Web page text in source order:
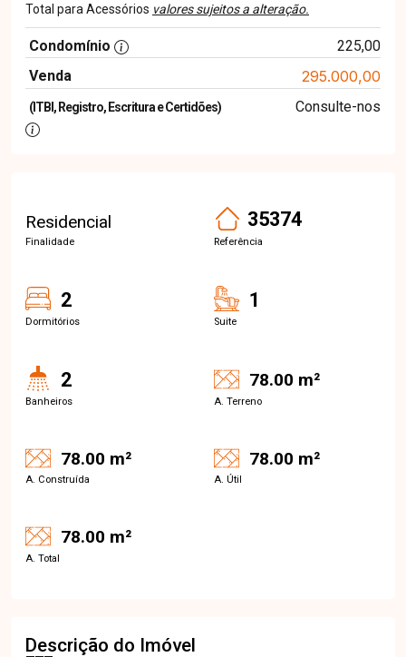
Total para Acessórios valores sujeitos a alteração.
Condomínio
225,00
Venda
295.000,00
(ITBI, Registro, Escritura e Certidões) Consulte-nos
Residencial
Finalidade
35374
Referência
2
Dormitórios
1
Suite
2
Banheiros
78.00 m²
A. Terreno
78.00 m²
A. Construída
78.00 m²
A. Útil
78.00 m²
A. Total
Descrição do Imóvel